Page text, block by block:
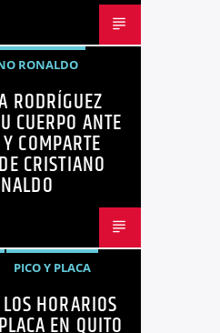
RONALDO
RODRÍGUEZ
SOCIALES
VIRALES
RODRÍGUEZ
CUERPO ANTE
COMPARTE
CRISTIANO
PICO Y PLACA
HORARIOS
EN QUITO